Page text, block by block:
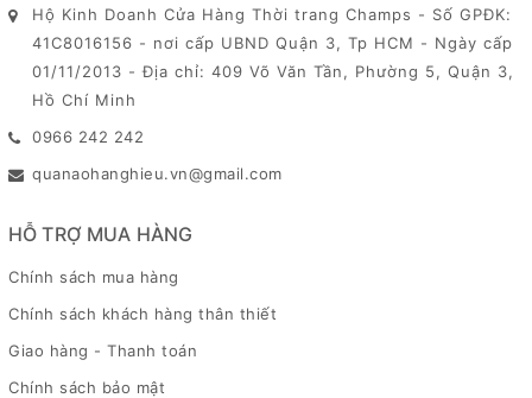
Hộ Kinh Doanh Cửa Hàng Thời trang Champs - Số GPĐK:
41C8016156 - nơi cấp UBND Quận 3, Tp HCM - Ngày cấp
01/11/2013 - Địa chỉ: 409 Võ Văn Tần, Phường 5, Quận 3,
Hồ Chí Minh
0966 242 242
quanaohanghieu.vn@gmail.com
HỖ TRỢ MUA HÀNG
Chính sách mua hàng
Chính sách khách hàng thân thiết
Giao hàng - Thanh toán
Chính sách bảo mật